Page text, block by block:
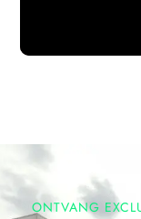
ONTVANG